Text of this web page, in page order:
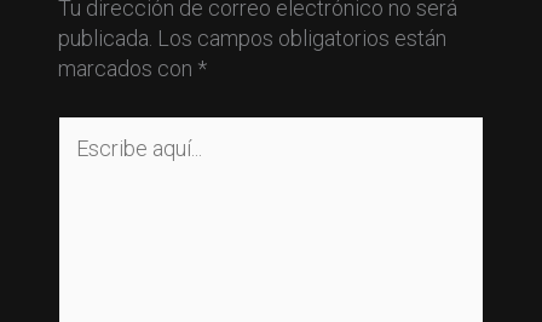
Tu dirección de correo electrónico no será
publicada. Los campos obligatorios están
marcados con *
aquí...